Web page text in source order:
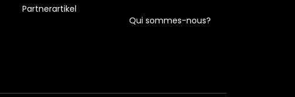
Partnerartikel
Qui sommes-nous?